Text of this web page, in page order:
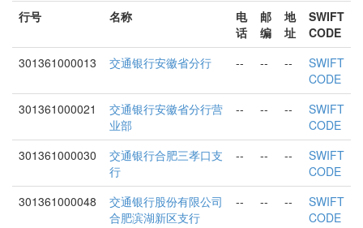
行号 名称
电
话
邮
编
地
址
SWIFT
CODE
301361000013
交通银行安徽省分行 -- -- --
SWIFT
CODE
301361000021
交通银行安徽省分行营
业部
-- -- --
SWIFT
CODE
301361000030
交通银行合肥三孝口支
行
-- -- --
SWIFT
CODE
301361000048
交通银行股份有限公司
合肥滨湖新区支行
-- -- --
SWIFT
CODE